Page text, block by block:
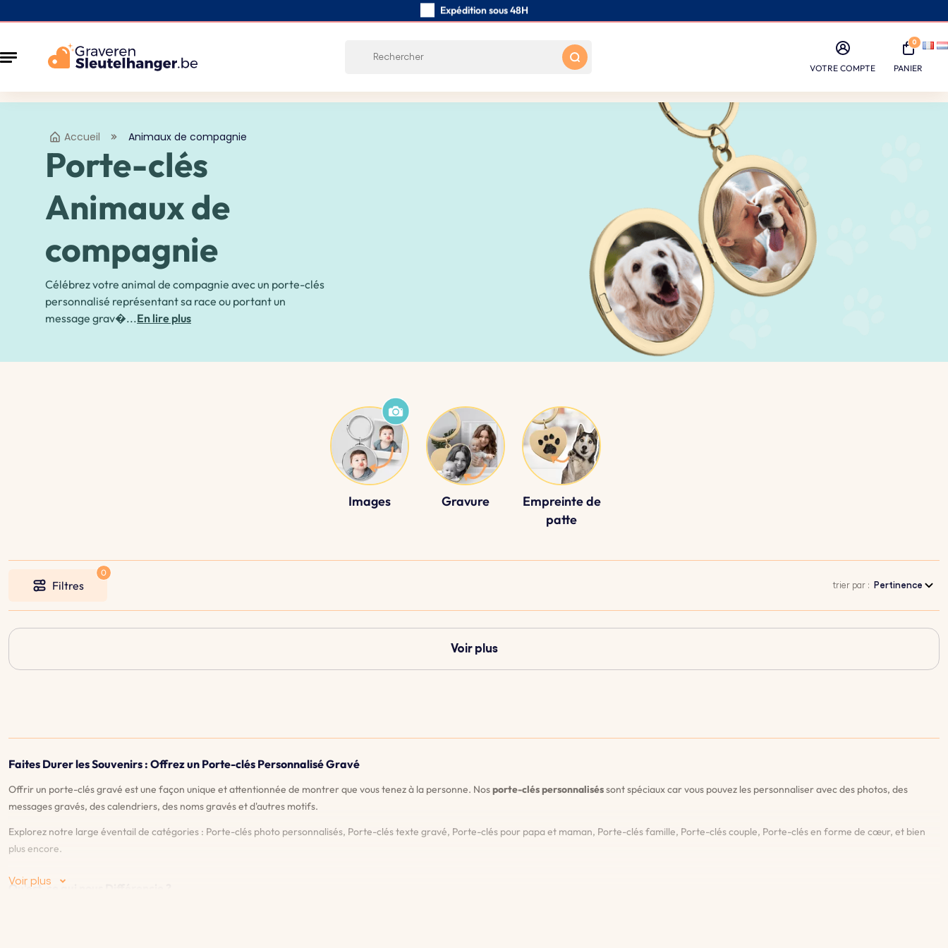
Expédition sous 48H
VOTRE COMPTE
0
PANIER
Accueil Animaux de compagnie
Porte-clés
Animaux de
compagnie
Célébrez votre animal de compagnie avec un porte-clés
personnalisé représentant sa race ou portant un
message grav�...En lire plus
Images Gravure
Empreinte de
patte
Filtres trier par : Pertinence
Voir plus
Faites Durer les Souvenirs : Offrez un Porte-clés Personnalisé Gravé
Offrir un porte-clés gravé est une façon unique et attentionnée de montrer que vous tenez à la personne. Nosporte-clés personnaliséssont spéciaux car vous pouvez les personnaliser avec des photos, des
messages gravés, des calendriers, des noms gravés et d'autres motifs.
Explorez notre large éventail de catégories : Porte-clés photo personnalisés, Porte-clés texte gravé, Porte-clés pour papa et maman, Porte-clés famille, Porte-clés couple, Porte-clés en forme de cœur, et bien
plus encore.
Qu'est-ce qui nous Différencie ?
Voir plus